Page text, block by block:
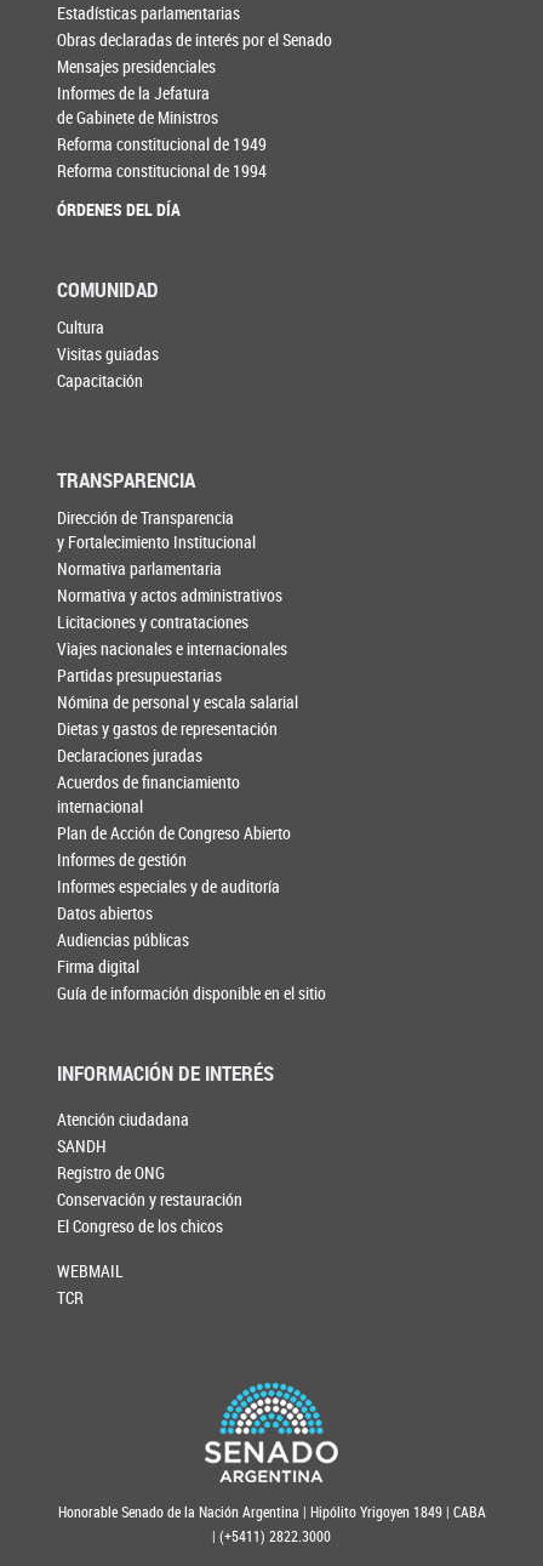
Estadísticas parlamentarias
Obras declaradas de interés por el Senado
Mensajes presidenciales
Informes de la Jefatura
de Gabinete de Ministros
Reforma constitucional de 1949
Reforma constitucional de 1994
ÓRDENES DEL DÍA
COMUNIDAD
Cultura
Visitas guiadas
Capacitación
TRANSPARENCIA
Dirección de Transparencia
y Fortalecimiento Institucional
Normativa parlamentaria
Normativa y actos administrativos
Licitaciones y contrataciones
Viajes nacionales e internacionales
Partidas presupuestarias
Nómina de personal y escala salarial
Dietas y gastos de representación
Declaraciones juradas
Acuerdos de financiamiento
internacional
Plan de Acción de Congreso Abierto
Informes de gestión
Informes especiales y de auditoría
Datos abiertos
Audiencias públicas
Firma digital
Guía de información disponible en el sitio
INFORMACIÓN DE INTERÉS
Atención ciudadana
SANDH
Registro de ONG
Conservación y restauración
El Congreso de los chicos
WEBMAIL
TCR
Honorable Senado de la Nación Argentina | Hipólito Yrigoyen 1849 | CABA
| (+5411) 2822.3000